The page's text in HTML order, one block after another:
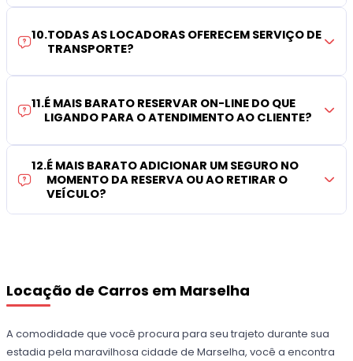
10.TODAS AS LOCADORAS OFERECEM SERVIÇO DE
TRANSPORTE?
11.É MAIS BARATO RESERVAR ON-LINE DO QUE
LIGANDO PARA O ATENDIMENTO AO CLIENTE?
12.É MAIS BARATO ADICIONAR UM SEGURO NO
MOMENTO DA RESERVA OU AO RETIRAR O
VEÍCULO?
Locação de Carros em Marselha
A comodidade que você procura para seu trajeto durante sua
estadia pela maravilhosa cidade de Marselha, você a encontra